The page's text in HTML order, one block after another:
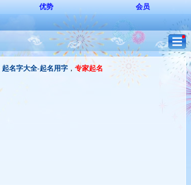
优势 会员
起名字大全-起名用字 ， 专家起名